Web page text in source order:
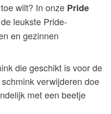
wilt? In onze Pride
leukste Pride-
en gezinnen
die geschikt is voor de
verwijderen doe
met een beetje